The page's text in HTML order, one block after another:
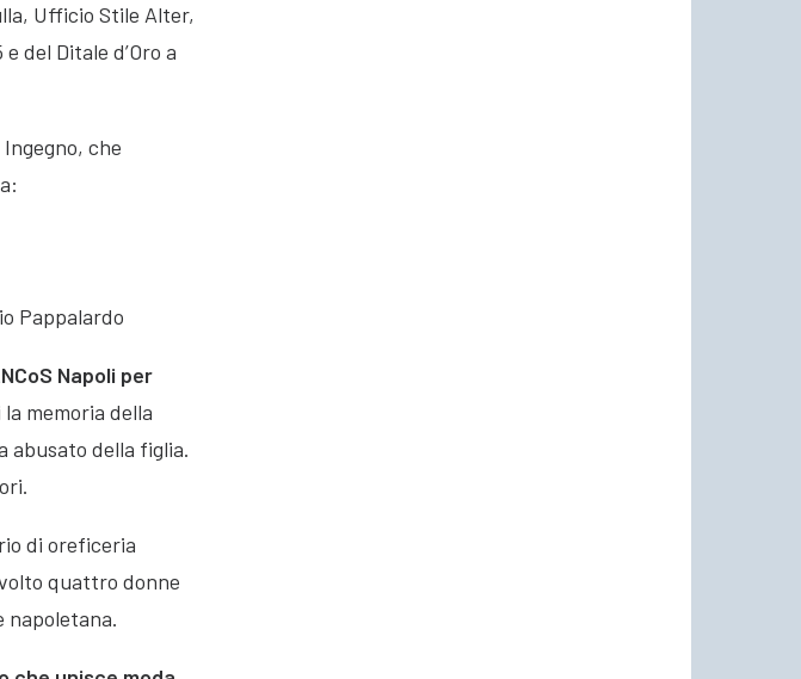
Ufficio Stile Alter,
del Ditale d’Oro a
che
Pappalardo
Napoli per
memoria della
abusato della figlia.
di oreficeria
quattro donne